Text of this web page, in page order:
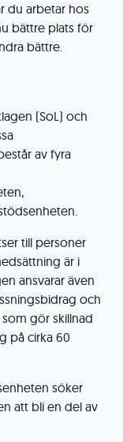
du arbetar hos
bättre plats för
bättre.
(SoL) och
av fyra
till personer
är i
ansvarar även
och
gör skillnad
på cirka 60
söker
att bli en del av